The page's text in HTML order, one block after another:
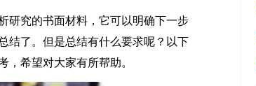
究的书面材料，它可以明确下一步
结了。但是总结有什么要求呢？以下
希望对大家有所帮助。